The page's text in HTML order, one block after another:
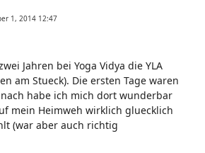
1, 2014 12:47
Jahren bei Yoga Vidya die YLA
am Stueck). Die ersten Tage waren
habe ich mich dort wunderbar
mein Heimweh wirklich gluecklich
(war aber auch richtig